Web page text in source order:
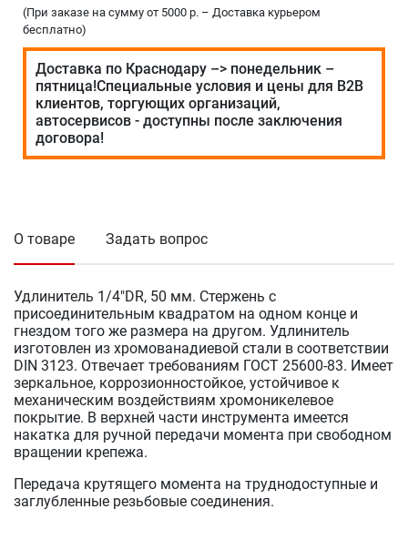
(При заказе на сумму от 5000 р. – Доставка курьером
бесплатно)
Доставка по Краснодару –> понедельник –
пятница!Специальные условия и цены для В2В
клиентов, торгующих организаций,
автосервисов - доступны после заключения
договора!
О товаре Задать вопрос
Удлинитель 1/4"DR, 50 мм. Стержень с
присоединительным квадратом на одном конце и
гнездом того же размера на другом. Удлинитель
изготовлен из хромованадиевой стали в соответствии
DIN 3123. Отвечает требованиям ГОСТ 25600-83. Имеет
зеркальное, коррозионностойкое, устойчивое к
механическим воздействиям хромоникелевое
покрытие. В верхней части инструмента имеется
накатка для ручной передачи момента при свободном
вращении крепежа.
Передача крутящего момента на труднодоступные и
заглубленные резьбовые соединения.